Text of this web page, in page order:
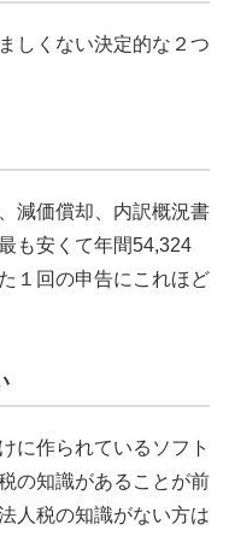
しくない決定的な２つ
減価償却、内訳概況書
も安くて年間54,324
１回の申告にこれほど
に作られているソフト
の知識があることが前
人税の知識がない方は